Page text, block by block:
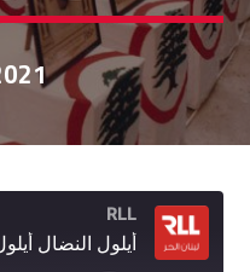
RLL
أيلول النضال